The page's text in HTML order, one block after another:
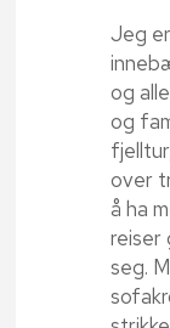
Jeg
og
og
over
å ha
reiser
seg.